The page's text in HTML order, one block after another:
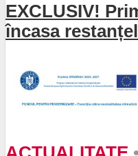
EXCLUSIV!
încasa